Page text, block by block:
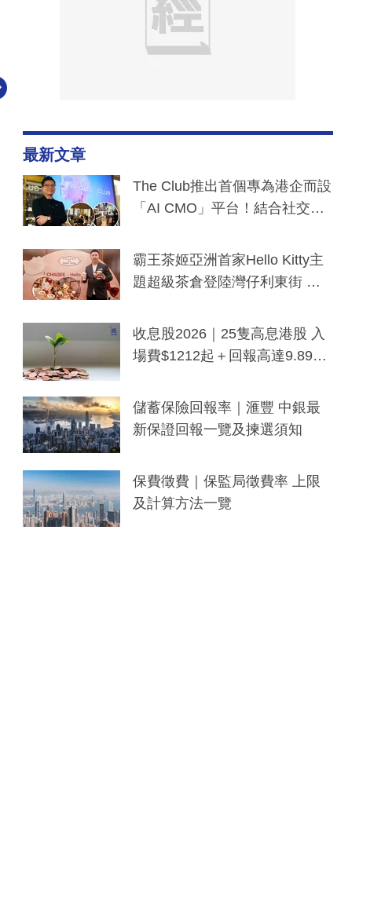
最新文章
The Club推出首個專為港企而設
「AI CMO」平台！結合社交聆
分鐘生成「貼地」宣傳短片
霸王茶姬亞洲首家Hello Kitty主
題超級茶倉登陸灣仔利東街 推
y及香港限定特調系列
收息股2026｜25隻高息港股 入
場費$1212起＋回報高達9.89
儲蓄保險回報率｜滙豐 中銀最
新保證回報一覽及揀選須知
保費徵費｜保監局徵費率 上限
及計算方法一覽